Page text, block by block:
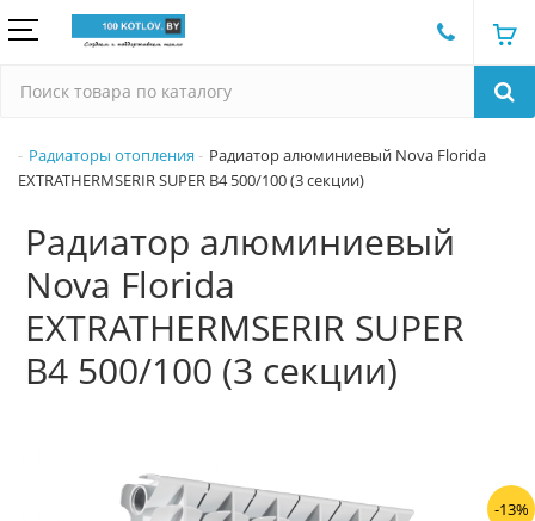
Радиаторы отопления
Радиатор алюминиевый Nova Florida
EXTRATHERMSERIR SUPER B4 500/100 (3 секции)
Радиатор алюминиевый
Nova Florida
EXTRATHERMSERIR SUPER
B4 500/100 (3 секции)
-13%